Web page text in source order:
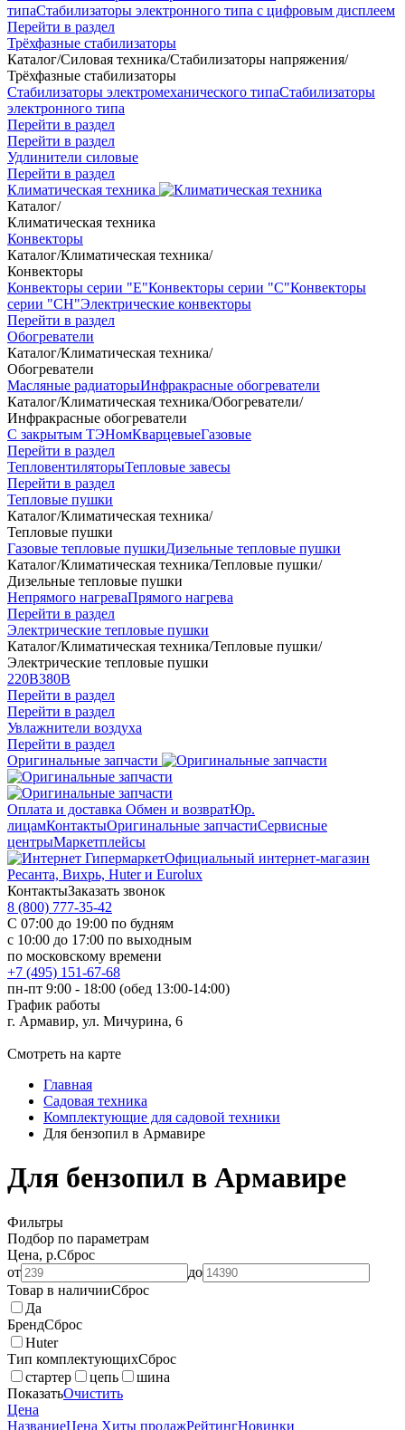
типаСтабилизаторы электронного типа с цифровым дисплеем
Перейти в раздел
Трёхфазные стабилизаторы
Каталог/Силовая техника/Стабилизаторы напряжения/
Трёхфазные стабилизаторы
Стабилизаторы электромеханического типаСтабилизаторы
электронного типа
Перейти в раздел
Перейти в раздел
Удлинители силовые
Перейти в раздел
Климатическая техника
Каталог/
Климатическая техника
Конвекторы
Каталог/Климатическая техника/
Конвекторы
Конвекторы серии "Е"Конвекторы серии "С"Конвекторы
серии "СН"Электрические конвекторы
Перейти в раздел
Обогреватели
Каталог/Климатическая техника/
Обогреватели
Масляные радиаторыИнфракрасные обогреватели
Каталог/Климатическая техника/Обогреватели/
Инфракрасные обогреватели
С закрытым ТЭНомКварцевыеГазовые
Перейти в раздел
ТепловентиляторыТепловые завесы
Перейти в раздел
Тепловые пушки
Каталог/Климатическая техника/
Тепловые пушки
Газовые тепловые пушкиДизельные тепловые пушки
Каталог/Климатическая техника/Тепловые пушки/
Дизельные тепловые пушки
Непрямого нагреваПрямого нагрева
Перейти в раздел
Электрические тепловые пушки
Каталог/Климатическая техника/Тепловые пушки/
Электрические тепловые пушки
220В380В
Перейти в раздел
Перейти в раздел
Увлажнители воздуха
Перейти в раздел
Оригинальные запчасти
Оплата и доставка Обмен и возвратЮр.
лицамКонтактыОригинальные запчастиСервисные
центрыМаркетплейсы
Официальный интернет-магазин
Ресанта, Вихрь, Huter и Eurolux
КонтактыЗаказать звонок
8 (800) 777-35-42
С 07:00 до 19:00 по будням
с 10:00 до 17:00 по выходным
по московскому времени
+7 (495) 151-67-68
пн-пт 9:00 - 18:00 (обед 13:00-14:00)
График работы
г. Армавир, ул. Мичурина, 6
Смотреть на карте
Главная
Садовая техника
Комплектующие для садовой техники
Для бензопил в Армавире
Для бензопил в Армавире
Фильтры
Подбор по параметрам
Цена, р.Сброс
от
до
Товар в наличииСброс
Да
БрендСброс
Huter
Тип комплектующихСброс
стартер
цепь
шина
ПоказатьОчистить
Цена
НазваниеЦена Хиты продажРейтингНовинки